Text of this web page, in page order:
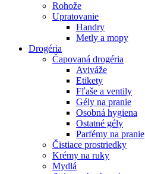
Rohože
Upratovanie
Handry
Metly a mopy
Drogéria
Čapovaná drogéria
Aviváže
Etikety
Fľaše a ventily
Gély na pranie
Osobná hygiena
Ostatné gély
Parfémy na pranie
Čistiace prostriedky
Krémy na ruky
Mydlá